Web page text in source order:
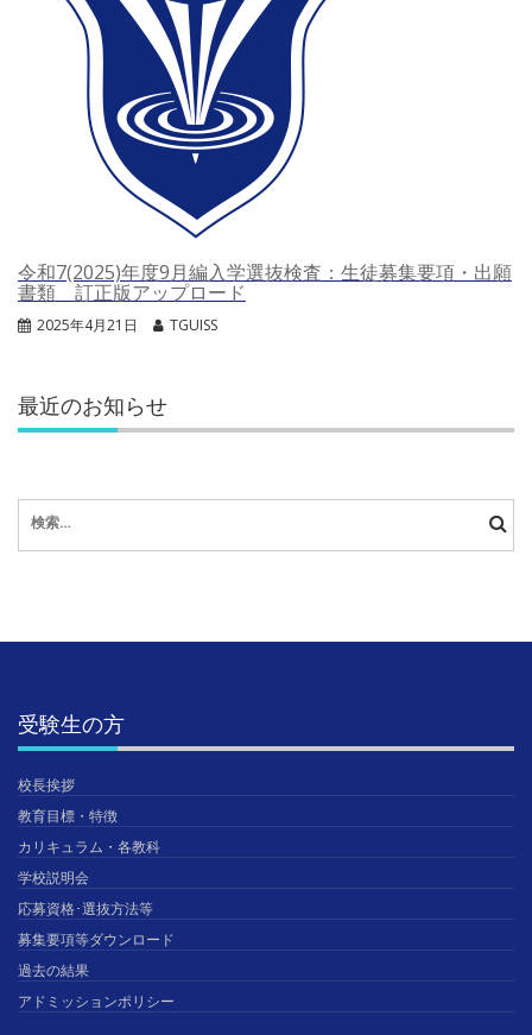
令和7(2025)年度9月編入学選抜検査：生徒募集要項・出願
書類 訂正版アップロード
2025年4月21日 TGUISS
最近のお知らせ
索:
受験生の方
校長挨拶
教育目標・特徴
カリキュラム・各教科
学校説明会
応募資格･選抜方法等
募集要項等ダウンロード
過去の結果
アドミッションポリシー